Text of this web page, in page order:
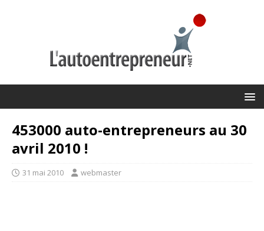
453000 auto-entrepreneurs au 30
avril 2010 !
31 mai 2010 webmaster